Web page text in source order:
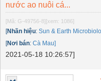
nước ao nuôi cá...
[Mã: G-49756-8] [xem: 1086]
[Nhãn hiệu: Sun & Earth
[Nơi bán: Cà Mau]
2021-05-18 10:26:57]